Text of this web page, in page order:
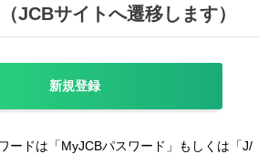
JCBサイトへ遷移します）
新規登録
ードは「MyJCBパスワード」もしくは「J/